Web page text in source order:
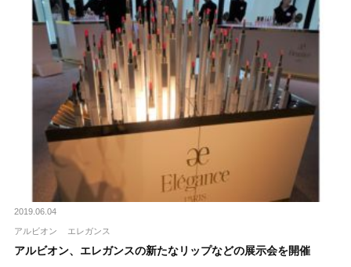
2019.06.04
アルビオン エレガンス
アルビオン、エレガンスの新たなリップなどの展示会を開催